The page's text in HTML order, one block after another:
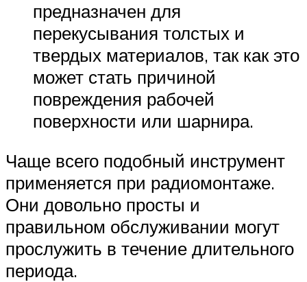
предназначен для
перекусывания толстых и
твердых материалов, так как это
может стать причиной
повреждения рабочей
поверхности или шарнира.
Чаще всего подобный инструмент
применяется при радиомонтаже.
Они довольно просты и
правильном обслуживании могут
прослужить в течение длительного
периода.